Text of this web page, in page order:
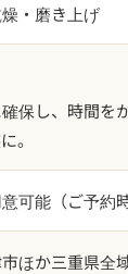
・磨き上げ
保し、時間を
。
可能（ご予約
ほか三重県全